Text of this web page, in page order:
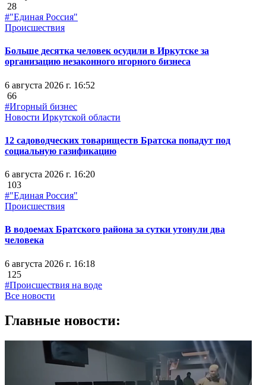
28
#"Единая Россия"
Происшествия
Больше десятка человек осудили в Иркутске за
организацию незаконного игорного бизнеса
6 августа 2026 г. 16:52
66
#Игорный бизнес
Новости Иркутской области
12 садоводческих товариществ Братска попадут под
социальную газификацию
6 августа 2026 г. 16:20
103
#"Единая Россия"
Происшествия
В водоемах Братского района за сутки утонули два
человека
6 августа 2026 г. 16:18
125
#Происшествия на воде
Все новости
Главные новости: